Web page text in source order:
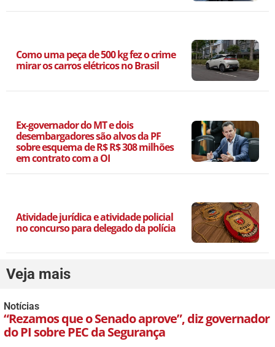
Como uma peça de 500 kg fez o crime
mirar os carros elétricos no Brasil
Ex-governador do MT e dois
desembargadores são alvos da PF
sobre esquema de R$ R$ 308 milhões
em contrato com a OI
Atividade jurídica e atividade policial
no concurso para delegado da polícia
Veja mais
Notícias
“Rezamos que o Senado aprove”, diz governador
do PI sobre PEC da Segurança